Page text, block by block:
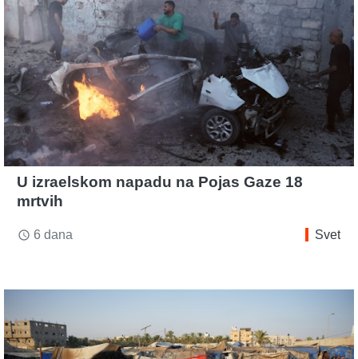
U izraelskom napadu na Pojas Gaze 18
mrtvih
access_time 6 dana Svet